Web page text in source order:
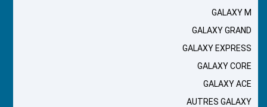
GALAXY M
GALAXY GRAND
GALAXY EXPRESS
GALAXY CORE
GALAXY ACE
AUTRES GALAXY